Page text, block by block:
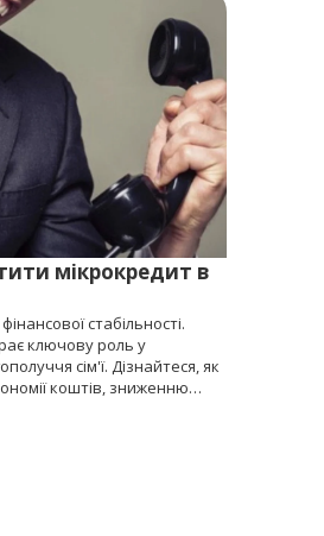
мікрокредит в
стабільності.
ключову роль у
сім'ї. Дізнайтеся, як
коштів, зниженню